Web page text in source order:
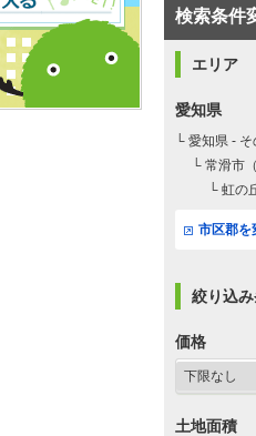
検索条件
エリア
愛知県
└ 愛知県 - そ
└ 常滑市（
└ 虹の
市区郡を
絞り込
価格
土地面積